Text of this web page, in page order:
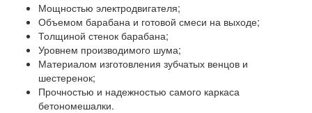
Мощностью электродвигателя;
Объемом барабана и готовой смеси на выходе;
Толщиной стенок барабана;
Уровнем производимого шума;
Материалом изготовления зубчатых венцов и
шестеренок;
Прочностью и надежностью самого каркаса
бетономешалки.